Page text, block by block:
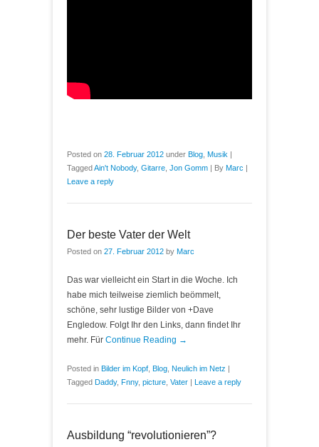
Posted on 28. Februar 2012 under Blog Musik |
TaggedAin't Nobody, Gitarre Jon Gomm | By Marc |
Leave a reply
Der beste Vater der Welt
Posted on 27. Februar 2012 by Marc
Das war vielleicht ein Start in die Woche. Ich
habe mich teilweise ziemlich beömmelt,
schöne, sehr lustige Bilder von +Dave
Engledow. Folgt Ihr den Links, dann findet Ihr
mehr. Für Continue Reading →
Posted in Bilder im Kopf Blog Neulich im Netz |
Tagged Daddy, Fnny, picture Vater | Leave a reply
Ausbildung “revolutionieren”?